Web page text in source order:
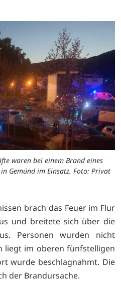
waren bei einem Brand eines
Gemünd im Einsatz. Foto: Privat
brach das Feuer im Flur
und breitete sich über die
Personen wurden nicht
liegt im oberen fünfstelligen
wurde beschlagnahmt. Die
der Brandursache.